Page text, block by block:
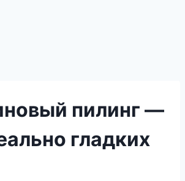
пилинг —
гладких